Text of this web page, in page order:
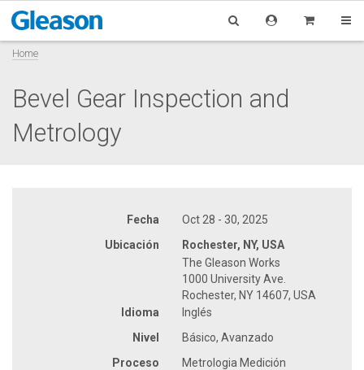
Home
Bevel Gear Inspection and
Metrology
Fecha
Oct 28 - 30, 2025
Ubicación
Rochester, NY, USA
The Gleason Works
1000 University Ave.
Rochester, NY 14607, USA
Idioma
Inglés
Nivel
Básico, Avanzado
Proceso
Metrologia Medición